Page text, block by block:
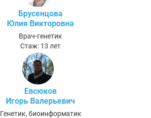
Брусенцова
Юлия Викторовна
Врач-генетик
Стаж: 13 лет
Евсюков
Игорь Валерьевич
Генетик, биоинформатик